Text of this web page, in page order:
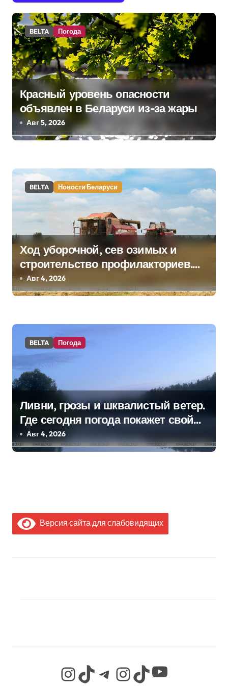
и
г
а
ц
и
я
п
з
а
п
и
с
я
м
BELTA Погода
Красный уровень опасности
объявлен в Беларуси из-за жары
Авг 5, 2026
BELTA Новости Беларуси
Ход уборочной, сев озимых и
строительство профилакториев.
Лукашенко заслушал доклад главы
Минсельхозпрода
Авг 4, 2026
BELTA Погода
Ливни, грозы и шквалистый ветер.
Где сегодня погода покажет свой
характер
Авг 4, 2026
Версия сайта для слабовидящих
InstagramTikTok Telegram InstagramTikTok YouTube